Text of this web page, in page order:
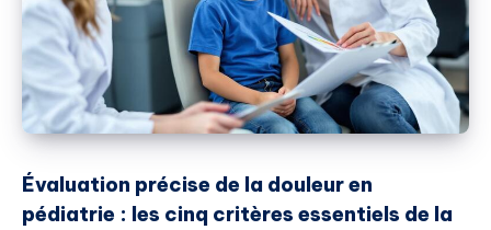
Évaluation précise de la douleur en
pédiatrie : les cinq critères essentiels de la